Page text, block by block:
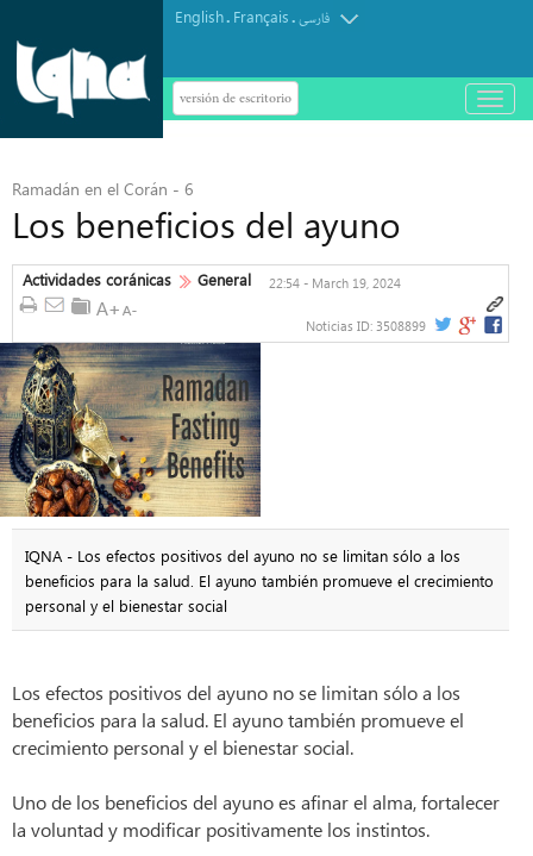
English. Français.فارسی
versión de escritorio
باز
و
Ramadán en el Corán - 6
Los beneficios del ayuno
Actividades coránicas General 22:54 - March 19, 2024
Noticias ID: 3508899
IQNA - Los efectos positivos del ayuno no se limitan sólo a los
beneficios para la salud. El ayuno también promueve el crecimiento
personal y el bienestar social
Los efectos positivos del ayuno no se limitan sólo a los
beneficios para la salud. El ayuno también promueve el
crecimiento personal y el bienestar social.
Uno de los beneficios del ayuno es afinar el alma, fortalecer
la voluntad y modificar positivamente los instintos.